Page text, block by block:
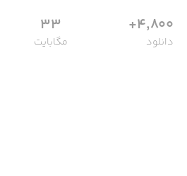
4,800+
دانلود
33
مگابایت